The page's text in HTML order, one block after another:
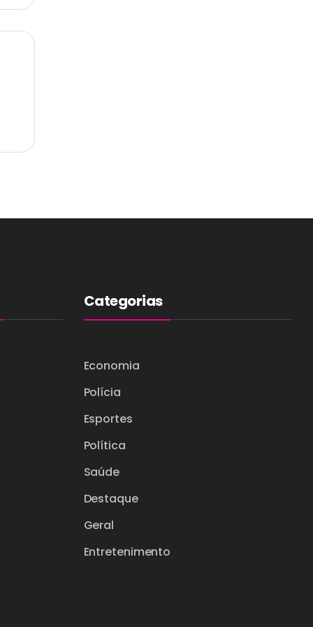
Categorias
Economia
Polícia
Esportes
Política
Saúde
Destaque
Geral
Entretenimento